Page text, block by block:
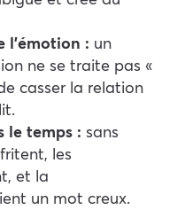
l’émotion : un
ne se traite pas «
casser la relation
le temps : sans
les
et la
un mot creux.